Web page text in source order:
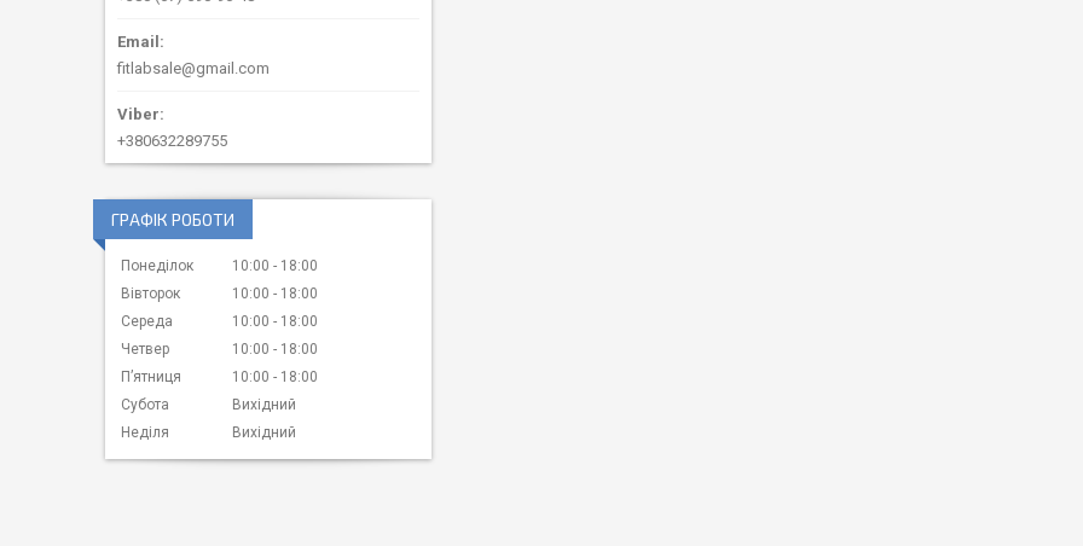
fitlabsale@gmail.com
+380632289755
ГРАФІК РОБОТИ
Понеділок 10:00
18:00
Вівторок
10:00
18:00
Середа
10:00
18:00
Четвер
10:00
18:00
Пʼятниця
10:00
18:00
Субота
Вихідний
Неділя
Вихідний